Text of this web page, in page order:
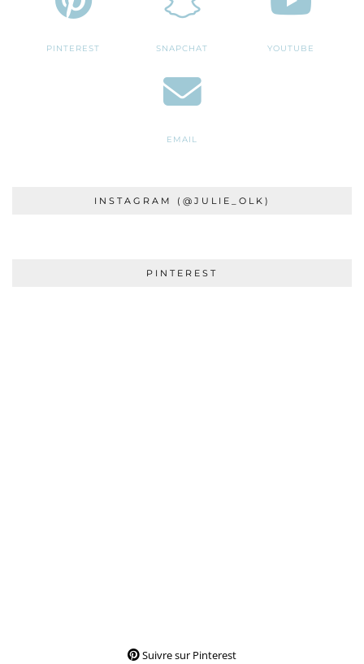
PINTEREST SNAPCHAT YOUTUBE
EMAIL
INSTAGRAM (@JULIE_OLK)
PINTEREST
Suivre sur Pinterest